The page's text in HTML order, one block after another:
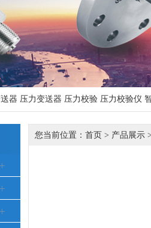
器 压力变送器 压力校验 压力校验仪
您当前位置： 首页 > 产品展示